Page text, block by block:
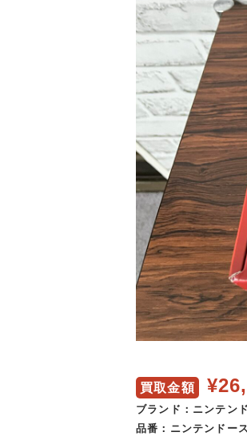
買取金額
ブランド：ニンテン
品番：ニンテンドー